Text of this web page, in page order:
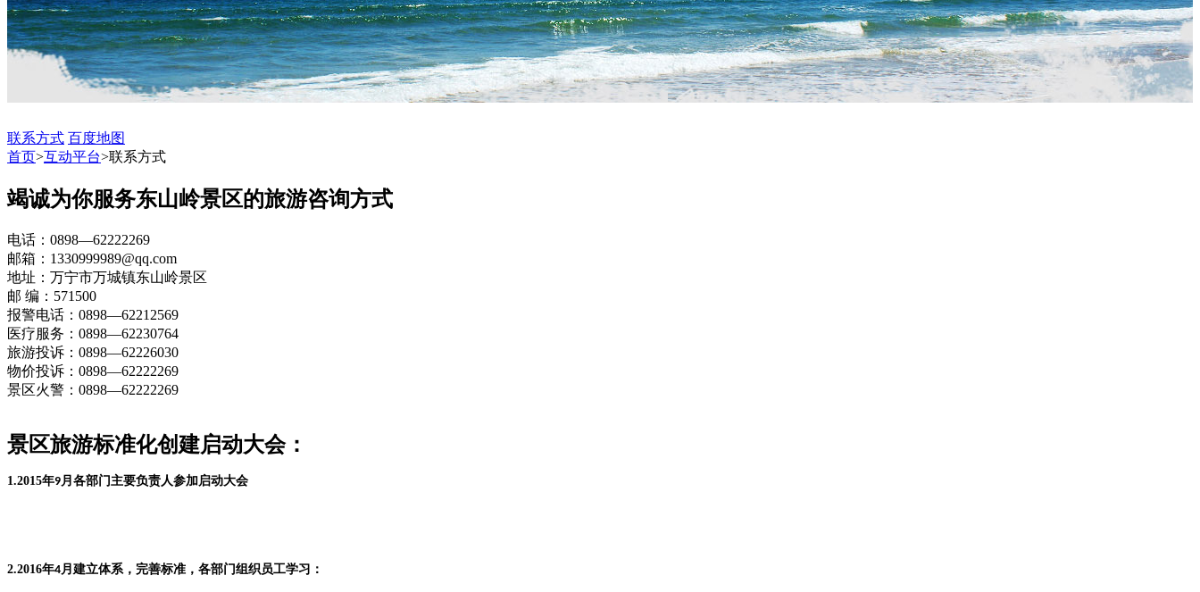
联系方式 百度地图
首页>互动平台>联系方式
竭诚为你服务东山岭景区的旅游咨询方式
电话：0898—62222269
邮箱：1330999989@qq.com
地址：万宁市万城镇东山岭景区
邮 编：571500
报警电话：0898—62212569
医疗服务：0898—62230764
旅游投诉：0898—62226030
物价投诉：0898—62222269
景区火警：0898—62222269
景区旅游标准化创建启动大会：
1.2015年9 月 各部门主要负责人参加启动大会
2.2016年4 月建立体系，完善标准，各部门组织员工学习：